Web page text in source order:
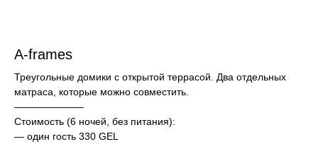
A-frames
Треугольные домики с открытой террасой. Два отдельных
матраса, которые можно совместить.
———————
Стоимость (6 ночей, без питания):
— один гость 330 GEL